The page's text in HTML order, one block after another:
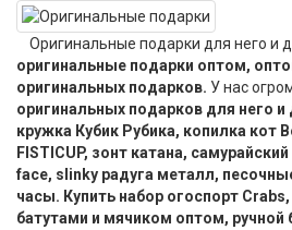
Оригинальные подарки для него и
оригинальные подарки оптом,
оригинальных подарков. У нас
оригинальных подарков для него и
кружка Кубик Рубика, копилка кот
FISTICUP, зонт катана,
face, slinky радуга металл,
часы. Купить набор огоспорт
батутами и мячиком оптом, ручной